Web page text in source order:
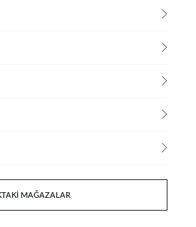
MAĞAZALAR